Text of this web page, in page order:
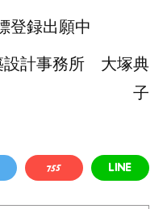
登録出願中
設計事務所 大塚典
子